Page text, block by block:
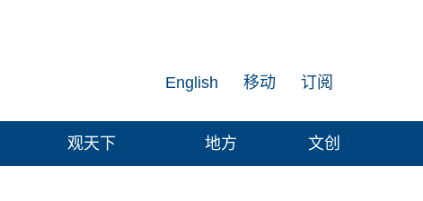
订阅
移动
English
观天下 地方 文创